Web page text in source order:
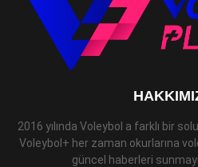
2016 yılında Voleybol a farklı bir
Voleybol+ her zaman okurlarına
güncel haberleri